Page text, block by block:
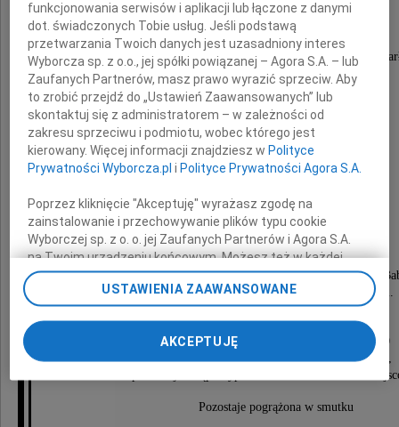
że można się tak widzieć już ostatni raz".
Z głębokim żalem zawiadamiamy, że w dniu 19 marca 2011 roku
sakramentami, przeżywszy 58 lat
Olga Maria Regner
z domu Horban
muzykolog
Odeszła od nas ukochana Córka, Matka, Siostra i
zawsze pełna życzliwości i uśmiechu dla ludzi.
Msza święta żałobna odprawiona zostanie
w dniu 25 marca 2011 roku o godzinie 12.00
w kościele pw. św. Kazimierza w Pruszkowie,
po której nastąpi wyprowadzenie na cmentarz
Pozostaje pogrążona w smutku
funkcjonowania serwisów i aplikacji lub łączone z danymi
dot. świadczonych Tobie usług. Jeśli podstawą
przetwarzania Twoich danych jest uzasadniony interes
Wyborcza sp. z o.o., jej spółki powiązanej – Agora S.A. – lub
Zaufanych Partnerów, masz prawo wyrazić sprzeciw. Aby
to zrobić przejdź do „Ustawień Zaawansowanych” lub
skontaktuj się z administratorem – w zależności od
zakresu sprzeciwu i podmiotu, wobec którego jest
kierowany. Więcej informacji znajdziesz w Polityce
Prywatności Wyborcza.pl i Polityce Prywatności Agora S.A.
Poprzez kliknięcie "Akceptuję" wyrażasz zgodę na
zainstalowanie i przechowywanie plików typu cookie
Wyborczej sp. z o. o. jej Zaufanych Partnerów i Agora S.A.
na Twoim urządzeniu końcowym. Możesz też w każdej
chwili zmienić swoje preferencje dot. plików cookie,
ponownie wywołując narzędzie do zarządzania Twoimi
preferencjami dot. przetwarzania danych poprzez
odnośnik „Ustawienia prywatności” w stopce serwisu i
przechodząc do sekcji „Ustawienia zaawansowane”.
Zmiana ustawień plików cookie możliwa jest także za
pomocą ustawień przeglądarki.
My, nasi Zaufani Partnerzy i Agora S.A. możemy
USTAWIENIA ZAAWANSOWANE
AKCEPTUJĘ